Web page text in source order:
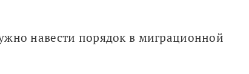
навести порядок в миграционной